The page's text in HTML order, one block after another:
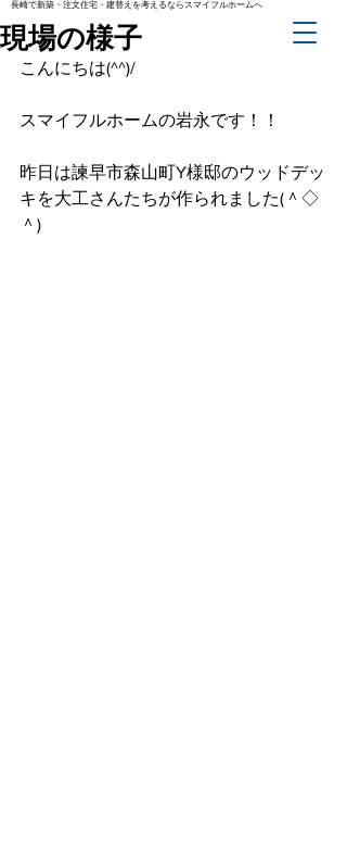
長崎で新築・注文住宅・建替えを考えるならスマイフルホームへ
現場の様子
こんにちは(^^)/
スマイフルホームの岩永です！！
昨日は諫早市森山町Y様邸のウッドデッ
キを大工さんたちが作られました(＾◇
＾)